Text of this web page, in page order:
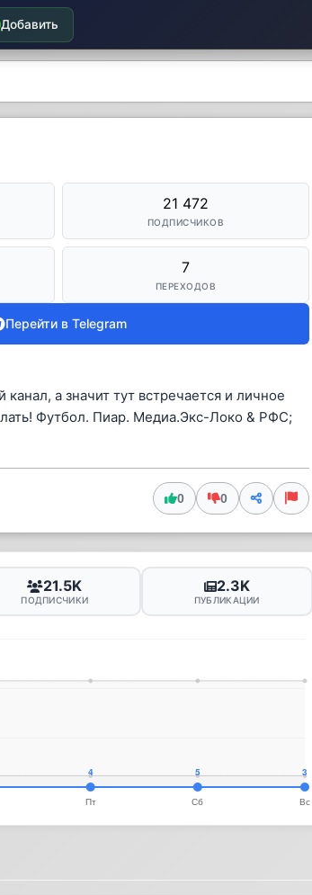
Добавить
21 472
ПОДПИСЧИКОВ
7
ПЕРЕХОДОВ
Перейти в Telegram
а значит тут встречается и личное
Футбол. Пиар. Медиа.Экс-Локо & РФС;
0 0
21.5K
ПОДПИСЧИКИ
2.3K
ПУБЛИКАЦИИ